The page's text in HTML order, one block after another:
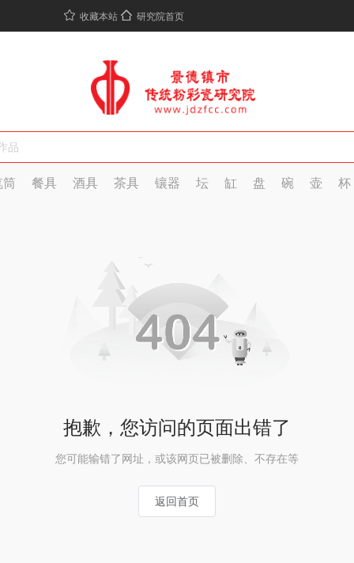
收藏本站 研究院首页
餐具 酒具 茶具 镶器 坛 缸 盘 碗 壶 杯
抱歉，您访问的页面出错了
您可能输错了网址，或该网页已被删除、不存在等
返回首页